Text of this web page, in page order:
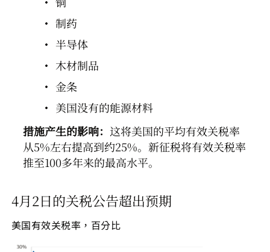
铜
制药
半导体
木材制品
金条
美国没有的能源材料
措施产生的影响： 这将美国的平均有效关税率
从5%左右提高到约25%。新征税将有效关税率
推至100多年来的最高水平。
4月2日的关税公告超出预期
美国有效关税率，百分比